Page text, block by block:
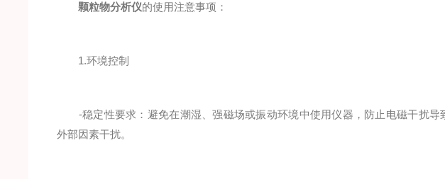
颗粒物分析仪的使用注意事项：
1.环境控制
-稳定性要求：避免在潮湿、强磁场或振动环境中使用仪器，防止电磁干扰导
外部因素干扰。